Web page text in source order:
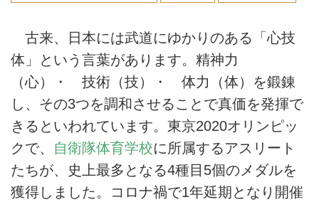
古来、日本には武道にゆかりのある「心技
体」という言葉があります。精神力
（心）・ 技術（技）・ 体力（体）を鍛錬
し、その3つを調和させることで真価を発揮で
きるといわれています。東京2020オリンピッ
クで、 自衛隊体育学校に所属するアスリート
たちが、史上最多となる4種目5個のメダルを
獲得しました。コロナ禍で1年延期となり開催